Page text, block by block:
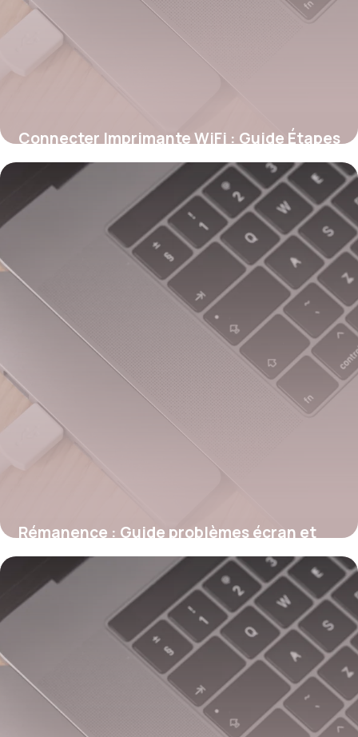
Connecter Imprimante WiFi : Guide Étapes
28 mai 2026
Rémanence : Guide problèmes écran et
solutions
27 mai 2026